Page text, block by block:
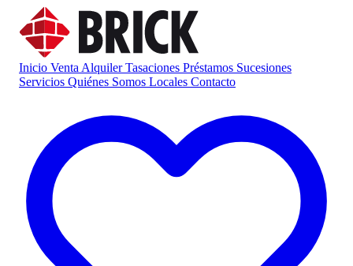
Inicio Venta AlquilerTasaciones Préstamos Sucesiones
Servicios Quiénes Somos Locales Contacto